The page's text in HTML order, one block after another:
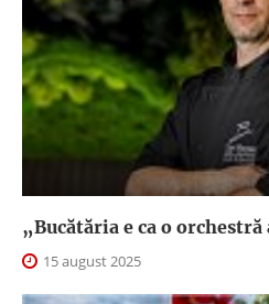
„Bucătăria e ca o
15 august 2025